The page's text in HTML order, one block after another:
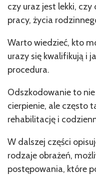
czy uraz jest lekki, czy
pracy, życia
Warto wiedzieć, kto
urazy się kwalifikują i
procedura.
Odszkodowanie to
cierpienie, ale często
rehabilitację i
W dalszej części
rodzaje obrażeń,
postępowania, które